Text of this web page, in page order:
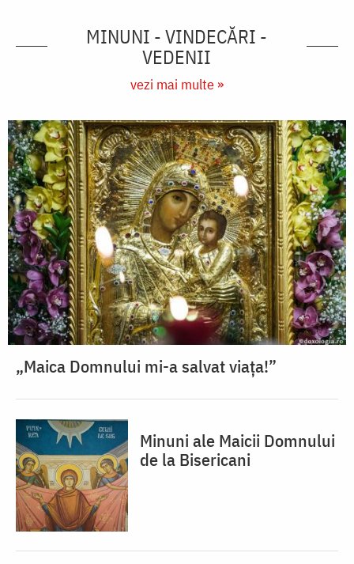
MINUNI - VINDECĂRI -
VEDENII
vezi mai multe »
„Maica Domnului mi-a salvat viața!”
Minuni ale Maicii Domnului
de la Bisericani